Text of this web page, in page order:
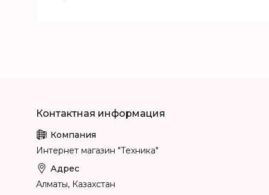
Интернет магазин "Техника"
Алматы, Казахстан